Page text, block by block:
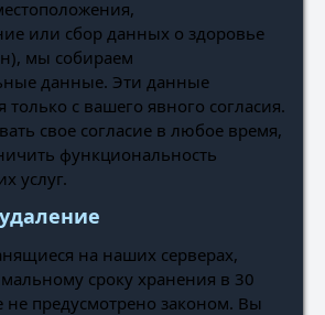
или сбор данных о здоровье
мы собираем
данные. Эти данные
только с вашего явного согласия.
свое согласие в любое время,
функциональность
услуг.
на наших серверах,
сроку хранения в 30
не предусмотрено законом. Вы